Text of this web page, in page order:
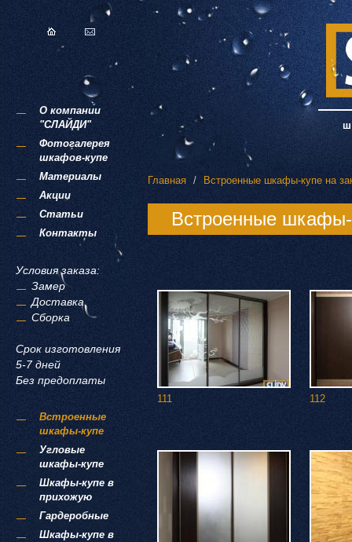
О компании
"СЛАЙДИ"
Фотогалерея
шкафов-купе
Материалы
Акции
Статьи
Контакты
Условия заказа:
Замер
Доставка
Сборка
Срок изготовления
5-7 дней
Без предоплаты
Встроенные
шкафы-купе
Угловые
шкафы-купе
Шкафы-купе в
прихожую
Гардеробные
Шкафы-купе в
Главная Встроенные шкафы-купе на
Встроенные шкафы-
111 112